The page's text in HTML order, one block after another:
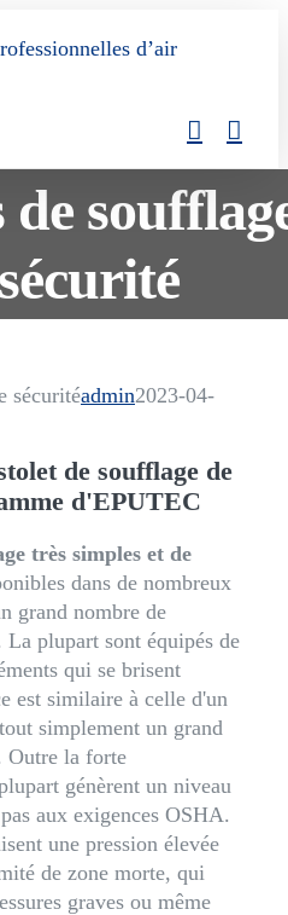
de
sécuritéadmin2023-04-
de soufflage de
d'EPUTEC
très simples et de
dans de nombreux
grand nombre de
plupart sont équipés de
qui se brisent
est similaire à celle d'un
simplement un grand
Outre la forte
génèrent un niveau
aux exigences OSHA.
une pression élevée
de zone morte, qui
graves ou même